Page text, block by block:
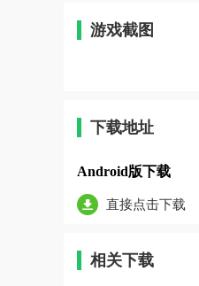
游戏截图
下载地址
Android版下载
直接点击下载
相关下载